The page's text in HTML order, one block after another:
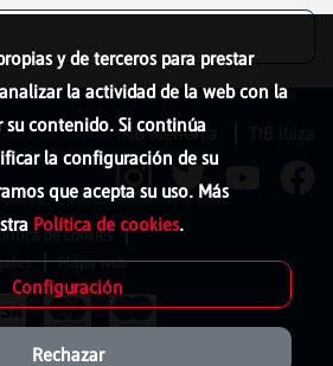
y de terceros para prestar
la actividad de la web con la
contenido. Si continúa
la configuración de su
que acepta su uso. Más
Política de cookies.
Configuración
Rechazar
TIB Menorca
de cookies
Mapa web